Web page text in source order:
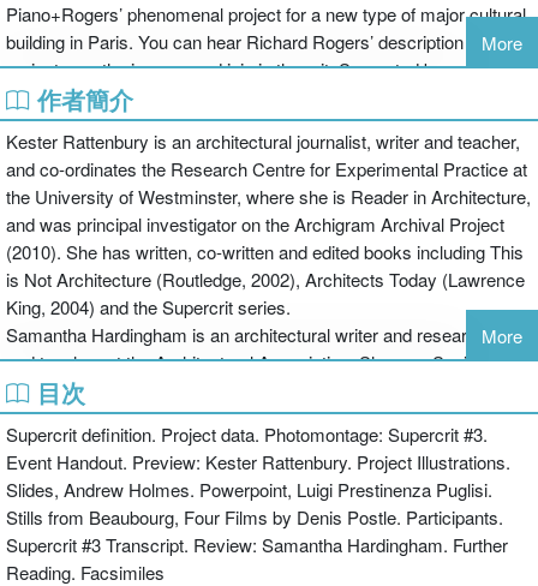
Piano+Rogers’ phenomenal project for a new type of major cultural
building in Paris. You can hear Richard Rogers’ description of the
project, see the images and join in the crit. Supported by an
extensive illustrated section, this innovative and compelling book is
an invaluable resource for any architecture student.
More
作者簡介
Kester Rattenbury is an architectural journalist, writer and teacher,
and co-ordinates the Research Centre for Experimental Practice at
the University of Westminster, where she is Reader in Architecture,
and was principal investigator on the Archigram Archival Project
(2010). She has written, co-written and edited books including This
is Not Architecture (Routledge, 2002), Architects Today (Lawrence
King, 2004) and the Supercrit series.
Samantha Hardingham is an architectural writer and researcher,
and teaches at the Architectural Association. She was Senior
Research Fellow in the Research Centre for Experimental Practice
at the University of Westminster 2003-08. Her published works
include several editions of London: A Guide to Recent Architecture
(ellipsis, 1994-2002) which pioneered a new series of architecture
guides, Cedric Price Opera (Academy Wiley, 2003), Experiments
in Architecture (august projects, 2005) and Cedric Price Retriever
(Iniva, 2006).
More
目次
Supercrit definition. Project data. Photomontage: Supercrit #3.
Event Handout. Preview: Kester Rattenbury. Project Illustrations.
Slides, Andrew Holmes. Powerpoint, Luigi Prestinenza Puglisi.
Stills from Beaubourg, Four Films by Denis Postle. Participants.
Supercrit #3 Transcript. Review: Samantha Hardingham. Further
Reading. Facsimiles